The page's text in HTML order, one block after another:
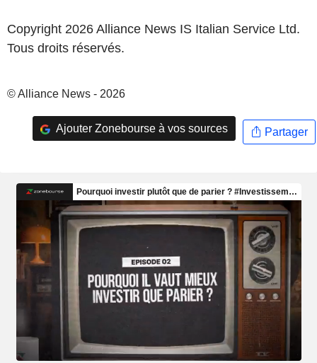
Copyright 2026 Alliance News IS Italian Service Ltd.
Tous droits réservés.
© Alliance News - 2026
Ajouter Zonebourse à vos sources Partager